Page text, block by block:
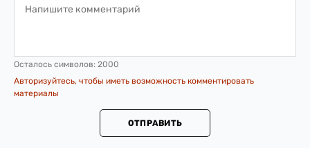
Осталось символов: 2000
Авторизуйтесь, чтобы иметь возможность комментировать
материалы
ОТПРАВИТЬ